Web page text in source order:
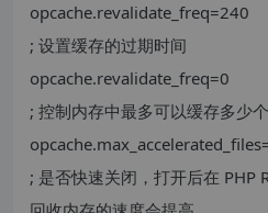
opcache.revalidate_freq=240
; 设置缓存的过期时间
opcache.revalidate_freq=0
; 控制内存中最多可以缓存多少
; 是否快速关闭，打开后在 PHP